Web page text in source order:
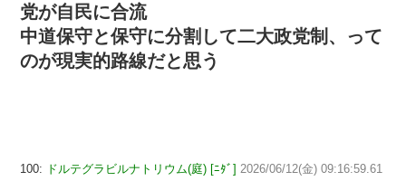
党が自民に合流
中道保守と保守に分割して二大政党制、って
のが現実的路線だと思う
100: ドルテグラビルナトリウム(庭) [ﾆﾀﾞ] 2026/06/12(金) 09:16:59.61